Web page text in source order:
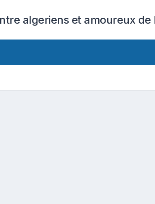
algeriens et amoureux de